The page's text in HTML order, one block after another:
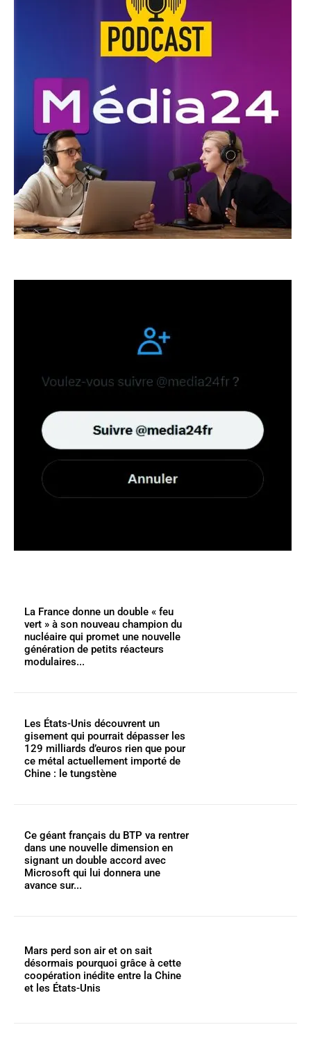
La France donne un double « feu
vert » à son nouveau champion du
nucléaire qui promet une nouvelle
génération de petits réacteurs
modulaires...
Les États-Unis découvrent un
gisement qui pourrait dépasser les
129 milliards d’euros rien que pour
ce métal actuellement importé de
Chine : le tungstène
Ce géant français du BTP va rentrer
dans une nouvelle dimension en
signant un double accord avec
Microsoft qui lui donnera une
avance sur...
Mars perd son air et on sait
désormais pourquoi grâce à cette
coopération inédite entre la Chine
et les États-Unis